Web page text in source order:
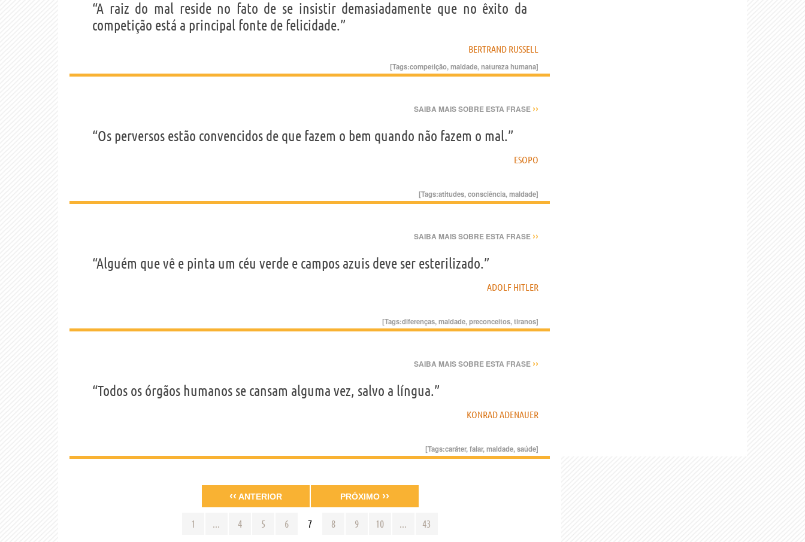
“A raiz do mal reside no fato de se insistir demasiadamente que no êxito da
competição está a principal fonte de felicidade.”
BERTRAND RUSSELL
[Tags:competição,maldade,natureza humana]
SAIBA MAIS SOBRE ESTA FRASE ››
“Os perversos estão convencidos de que fazem o bem quando não fazem o mal.”
ESOPO
[Tags:atitudes,consciência,maldade]
SAIBA MAIS SOBRE ESTA FRASE ››
“Alguém que vê e pinta um céu verde e campos azuis deve ser esterilizado.”
ADOLF HITLER
[Tags:diferenças,maldade,preconceitos,tiranos]
SAIBA MAIS SOBRE ESTA FRASE ››
“Todos os órgãos humanos se cansam alguma vez, salvo a língua.”
KONRAD ADENAUER
[Tags:caráter,falar,maldade,saúde]
‹‹ ANTERIOR
1 ... 4 5 6 7 8 9 10 ... 43
PRÓXIMO ››